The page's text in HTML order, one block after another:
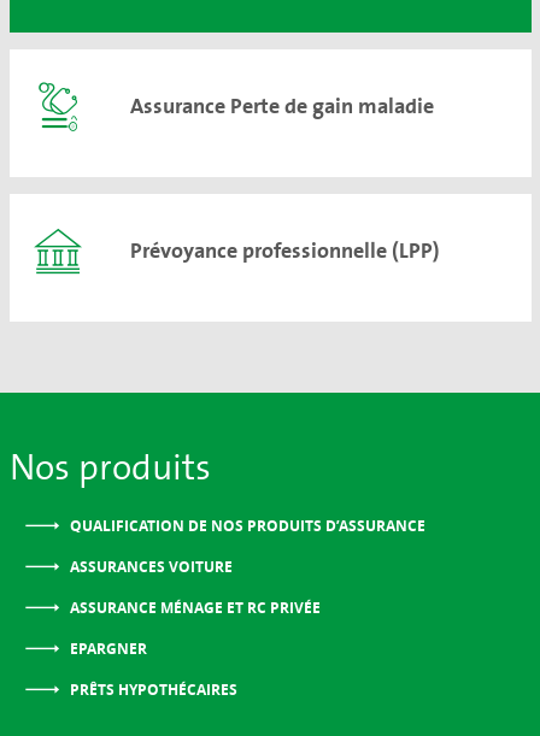
Assurance Perte de gain maladie
Prévoyance professionnelle (LPP)
Nos produits
QUALIFICATION DE NOS PRODUITS D’ASSURANCE
ASSURANCES VOITURE
ASSURANCE MÉNAGE ET RC PRIVÉE
EPARGNER
PRÊTS HYPOTHÉCAIRES